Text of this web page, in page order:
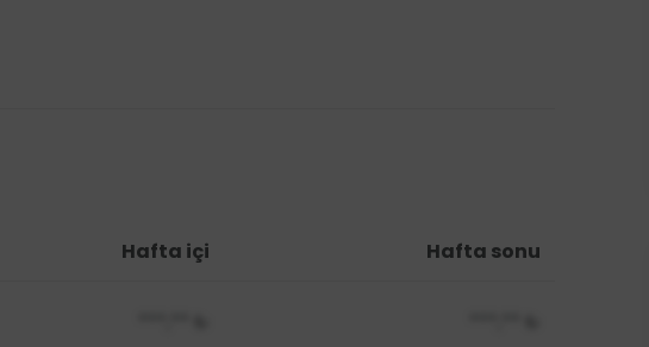
Hafta içi Hafta sonu